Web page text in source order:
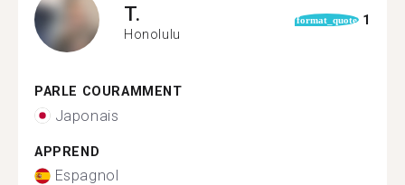
T.
Honolulu
format_quote 1
PARLE COURAMMENT
Japonais
APPREND
Espagnol